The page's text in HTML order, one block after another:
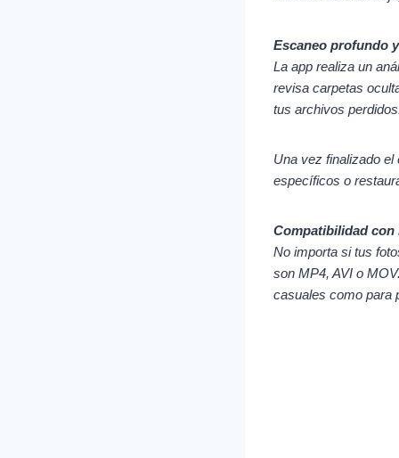
Escaneo profundo
La app realiza un
revisa carpetas
tus archivos
Una vez finalizado
específicos o
Compatibilidad
No importa si tus
son MP4, AVI o
casuales como para